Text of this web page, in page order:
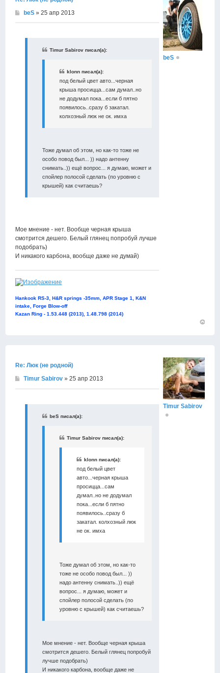
beS » 25 апр 2013
Timur Sabirov писал(а):
klonn писал(а):
под белый цвет авто...черная
крыша просицца...сам думал..но
не додумал пока...если б пятно
появилось..сразу б закатал.
колхозный люк не ок. имха
Тоже думал об этом, но как-то тоже не
особо повод был... )) надо антенну
снимать..)) ещё вопрос... я думаю, может и
спойлер полосой сделать (по уровню с
крышей) как считаешь?
Мое мнение - нет. Вообще черная крыша
смотрится дешего. Белый глянец попробуй лучше
подобрать)
И никакого карбона, вообще даже не думай)
Hankook RS-3, H&R springs -35mm, APR Stage 1, K&N
intake, Forge Blow-off
Kazan Ring - 1.53.448 (2013), 1.48.798 (2014)
beS
Re: Люк (не родной)
Timur Sabirov » 25 апр 2013
beS писал(а):
Timur Sabirov писал(а):
klonn писал(а):
под белый цвет
авто...черная крыша
просицца...сам
думал..но не додумал
пока...если б пятно
появилось..сразу б
закатал. колхозный люк
не ок. имха
Тоже думал об этом, но как-то
тоже не особо повод был... ))
надо антенну снимать..)) ещё
вопрос... я думаю, может и
спойлер полосой сделать (по
уровню с крышей) как считаешь?
Мое мнение - нет. Вообще черная крыша
смотрится дешего. Белый глянец попробуй
лучше подобрать)
И никакого карбона, вообще даже не
Timur Sabirov